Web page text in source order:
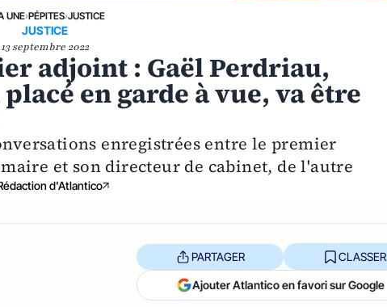
UNE›PÉPITES›JUSTICE
JUSTICE
13 septembre 2022
adjoint : Gaël Perdriau,
en garde à vue, va être
enregistrées entre le premier
et son directeur de cabinet, de l'autre
d'Atlantico
PARTAGER CLASSER
Ajouter Atlantico en favori sur Google